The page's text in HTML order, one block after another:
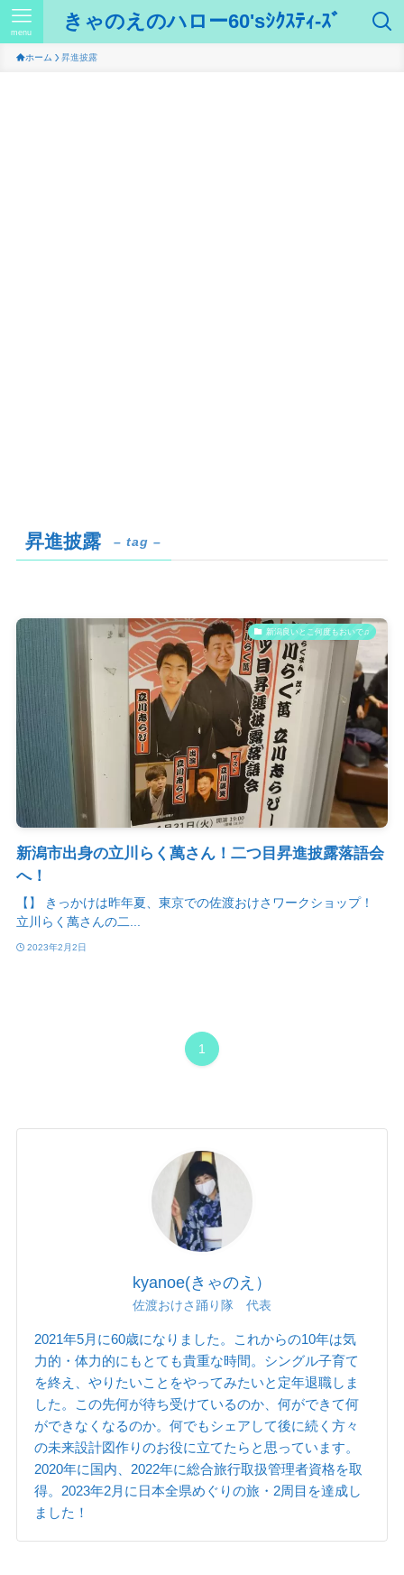
きゃのえのハロー60'sｼｸｽﾃｨ-ｽﾞ
menu
ホーム 昇進披露
昇進披露 – tag –
新潟良いとこ何度もおいで♫
新潟市出身の立川らく萬さん！二つ目昇進披露落語会
へ！
【】 きっかけは昨年夏、東京での佐渡おけさワークショップ！
立川らく萬さんの二...
2023年2月2日
1
kyanoe(きゃのえ）
佐渡おけさ踊り隊 代表
2021年5月に60歳になりました。これからの10年は気
力的・体力的にもとても貴重な時間。シングル子育て
を終え、やりたいことをやってみたいと定年退職しま
した。この先何が待ち受けているのか、何ができて何
ができなくなるのか。何でもシェアして後に続く方々
の未来設計図作りのお役に立てたらと思っています。
2020年に国内、2022年に総合旅行取扱管理者資格を取
得。2023年2月に日本全県めぐりの旅・2周目を達成し
ました！